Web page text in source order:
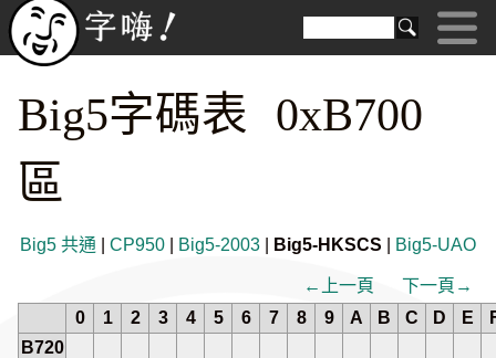
Big5字碼表 0xB700
區
Big5 共通 CP950 Big5-2003 Big5-HKSCS Big5-UAO
←上一頁
下一頁→
0
1 2 3 4 5 6 7 8 9 A B C D E
B720